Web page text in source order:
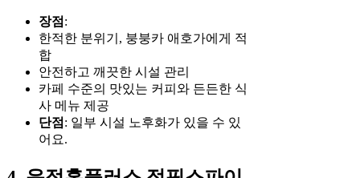
장점 :
한적한 분위기, 붕붕카 애호가에게 적
합
안전하고 깨끗한 시설 관리
카페 수준의 맛있는 커피와 든든한 식
사 메뉴 제공
단점 : 일부 시설 노후화가 있을 수 있
어요.